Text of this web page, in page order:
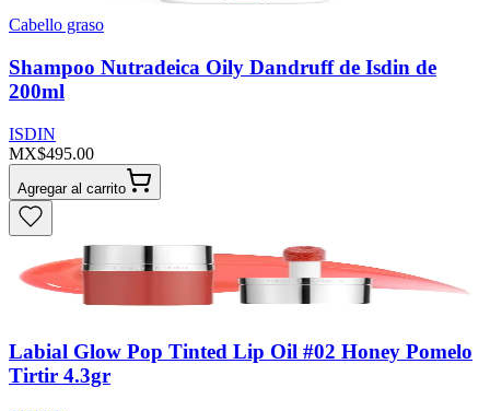
Cabello graso
Shampoo Nutradeica Oily Dandruff de Isdin de
200ml
ISDIN
MX$495.00
Agregar al carrito
Labial Glow Pop Tinted Lip Oil #02 Honey Pomelo
Tirtir 4.3gr